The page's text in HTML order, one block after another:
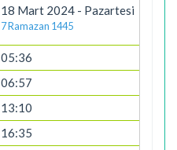
18 Mart 2024 - Pazartesi
7 Ramazan 1445
05:36
06:57
13:10
16:35